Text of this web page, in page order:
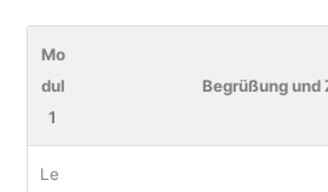
Mo
dul
1
Begrüßung und
Le